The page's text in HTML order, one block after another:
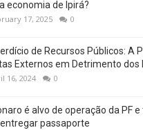
economia de Ipirá?
17, 2025 0
de Recursos Públicos: A
Externos em Detrimento dos
16, 2024 0
é alvo de operação da PF
passaporte